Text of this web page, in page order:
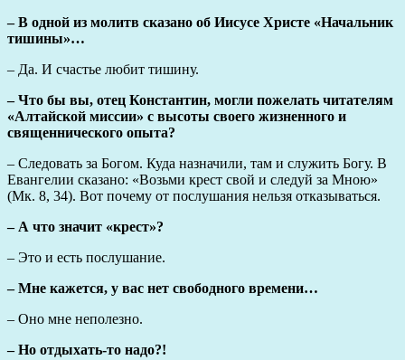
– В одной из молитв сказано об Иисусе Христе «Начальник
тишины»…
– Да. И счастье любит тишину.
– Что бы вы, отец Константин, могли пожелать читателям
«Алтайской миссии» с высоты своего жизненного и
священнического опыта?
– Следовать за Богом. Куда назначили, там и служить Богу. В
Евангелии сказано: «Возьми крест свой и следуй за Мною»
(Мк. 8, 34). Вот почему от послушания нельзя отказываться.
– А что значит «крест»?
– Это и есть послушание.
– Мне кажется, у вас нет свободного времени…
– Оно мне неполезно.
– Но отдыхать-то надо?!